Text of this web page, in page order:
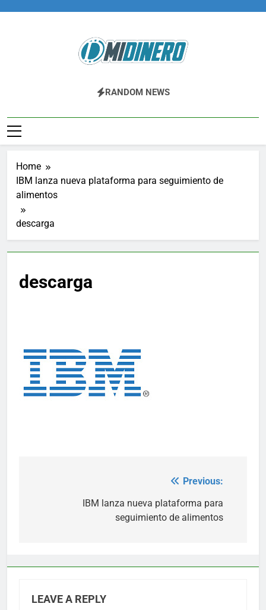
Midinero.co
Fintech, Criptomonedas
RANDOM NEWS
Home
IBM lanza nueva plataforma para seguimiento de
alimentos
descarga
descarga
navigation
Previous:
IBM lanza nueva plataforma para
seguimiento de alimentos
LEAVE A REPLY